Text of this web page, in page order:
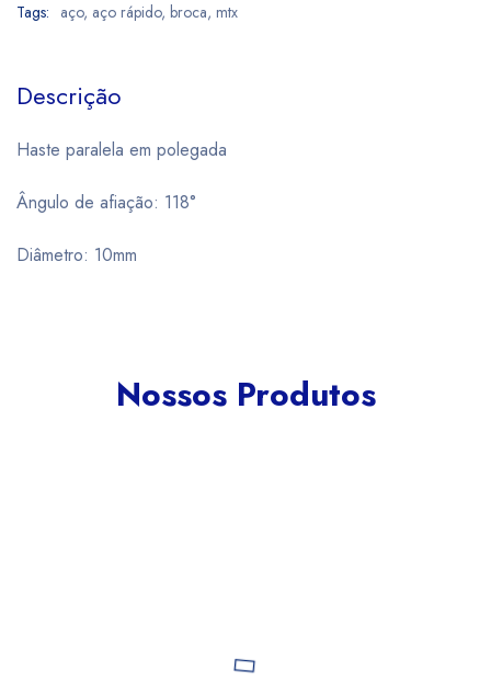
Tags: aço, aço rápido, broca, mtx
Descrição
Haste paralela em polegada
Ângulo de afiação: 118°
Diâmetro: 10mm
Nossos Produtos